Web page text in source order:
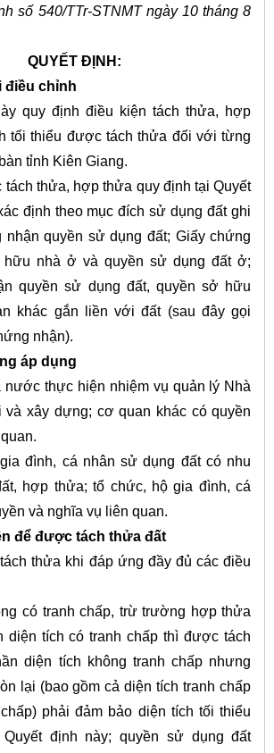
số 540/TTr-STNMT ngày 10 tháng 8
QUYẾT ĐỊNH:
điều chỉnh
quy định điều kiện tách thửa, hợp
tối thiểu được tách thửa đối với từng
tỉnh Kiên Giang.
tách thửa, hợp thửa quy định tại Quyết
định theo mục đích sử dụng đất ghi
nhận quyền sử dụng đất; Giấy chứng
hữu nhà ở và quyền sử dụng đất ở;
quyền sử dụng đất, quyền sở hữu
khác gắn liền với đất (sau đây gọi
nhận).
áp dụng
nước thực hiện nhiệm vụ quản lý Nhà
và xây dựng; cơ quan khác có quyền
đình, cá nhân sử dụng đất có nhu
hợp thửa; tổ chức, hộ gia đình, cá
và nghĩa vụ liên quan.
để được tách thửa đất
thửa khi đáp ứng đầy đủ các điều
có tranh chấp, trừ trường hợp thửa
diện tích có tranh chấp thì được tách
diện tích không tranh chấp nhưng
lại (bao gồm cả diện tích tranh chấp
phải đảm bảo diện tích tối thiểu
định này; quyền sử dụng đất